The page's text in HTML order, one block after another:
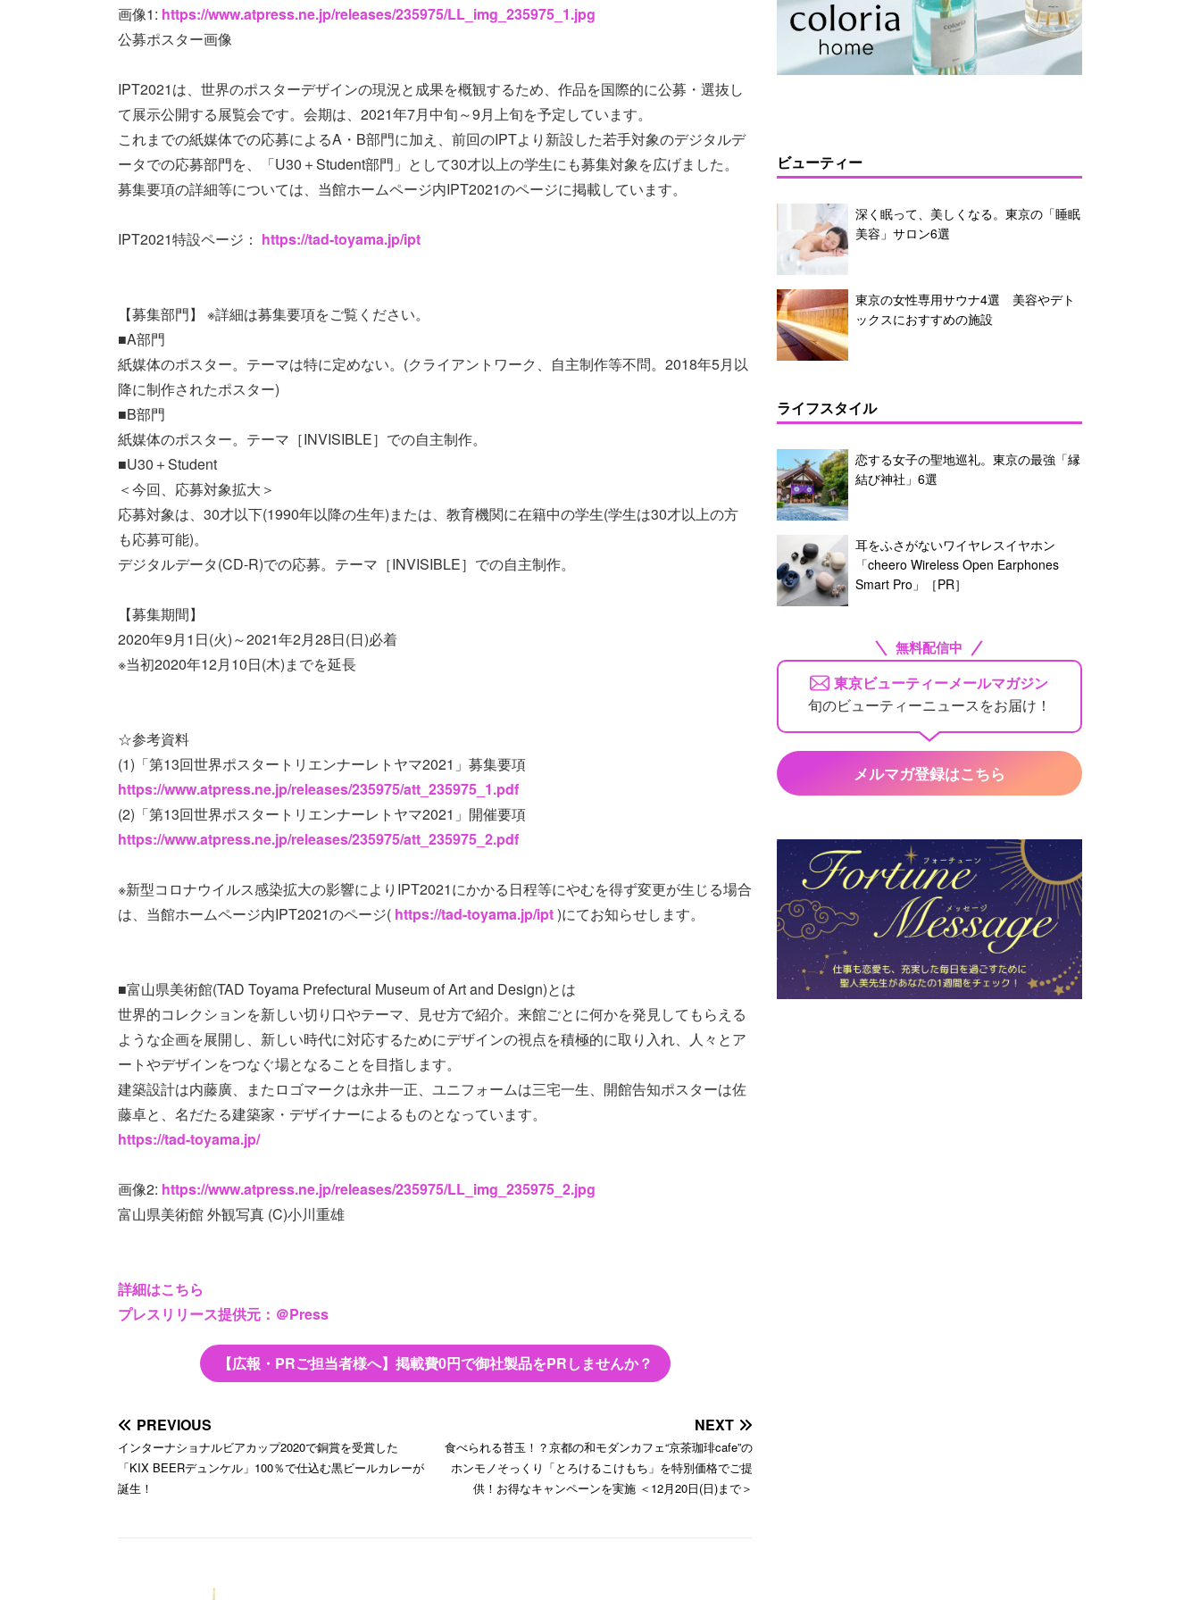
画像1: https://www.atpress.ne.jp/releases/235975/LL_img_235975_1.jpg
公募ポスター画像
IPT2021は、世界のポスターデザインの現況と成果を概観するため、作品を国際的に公募・選抜し
て展示公開する展覧会です。会期は、2021年7月中旬～9月上旬を予定しています。
これまでの紙媒体での応募によるA・B部門に加え、前回のIPTより新設した若手対象のデジタルデ
ータでの応募部門を、「U30＋Student部門」として30才以上の学生にも募集対象を広げました。
募集要項の詳細等については、当館ホームページ内IPT2021のページに掲載しています。
IPT2021特設ページ： https://tad-toyama.jp/ipt
【募集部門】 ※詳細は募集要項をご覧ください。
■A部門
紙媒体のポスター。テーマは特に定めない。(クライアントワーク、自主制作等不問。2018年5月以
降に制作されたポスター)
■B部門
紙媒体のポスター。テーマ［INVISIBLE］での自主制作。
■U30＋Student
＜今回、応募対象拡大＞
応募対象は、30才以下(1990年以降の生年)または、教育機関に在籍中の学生(学生は30才以上の方
も応募可能)。
デジタルデータ(CD-R)での応募。テーマ［INVISIBLE］での自主制作。
【募集期間】
2020年9月1日(火)～2021年2月28日(日)必着
※当初2020年12月10日(木)までを延長
☆参考資料
(1)「第13回世界ポスタートリエンナーレトヤマ2021」募集要項
https://www.atpress.ne.jp/releases/235975/att_235975_1.pdf
(2)「第13回世界ポスタートリエンナーレトヤマ2021」開催要項
https://www.atpress.ne.jp/releases/235975/att_235975_2.pdf
※新型コロナウイルス感染拡大の影響によりIPT2021にかかる日程等にやむを得ず変更が生じる場合
は、当館ホームページ内IPT2021のページ( https://tad-toyama.jp/ipt)にてお知らせします。
■富山県美術館(TAD Toyama Prefectural Museum of Art and Design)とは
世界的コレクションを新しい切り口やテーマ、見せ方で紹介。来館ごとに何かを発見してもらえる
ような企画を展開し、新しい時代に対応するためにデザインの視点を積極的に取り入れ、人々とア
ートやデザインをつなぐ場となることを目指します。
建築設計は内藤廣、またロゴマークは永井一正、ユニフォームは三宅一生、開館告知ポスターは佐
藤卓と、名だたる建築家・デザイナーによるものとなっています。
https://tad-toyama.jp/
画像2: https://www.atpress.ne.jp/releases/235975/LL_img_235975_2.jpg
富山県美術館 外観写真 (C)小川重雄
詳細はこちら
プレスリリース提供元：＠Press
【広報・PRご担当者様へ】掲載費0円で御社製品をPRしませんか？
PREVIOUS
インターナショナルビアカップ2020で銅賞を受賞した
「KIX BEERデュンケル」100％で仕込む黒ビールカレーが
誕生！
NEXT
食べられる苔玉！？京都の和モダンカフェ“京茶珈琲cafe”の
ホンモノそっくり「とろけるこけもち」を特別価格でご提
供！お得なキャンペーンを実施 ＜12月20日(日)まで＞
ビューティー
深く眠って、美しくなる。東京の「睡眠
美容」サロン6選
東京の女性専用サウナ4選 美容やデト
ックスにおすすめの施設
ライフスタイル
恋する女子の聖地巡礼。東京の最強「縁
結び神社」6選
耳をふさがないワイヤレスイヤホン
「cheero Wireless Open Earphones
Smart Pro」［PR］
無料配信中
東京ビューティーメールマガジン
旬のビューティーニュースをお届け！
メルマガ登録はこちら